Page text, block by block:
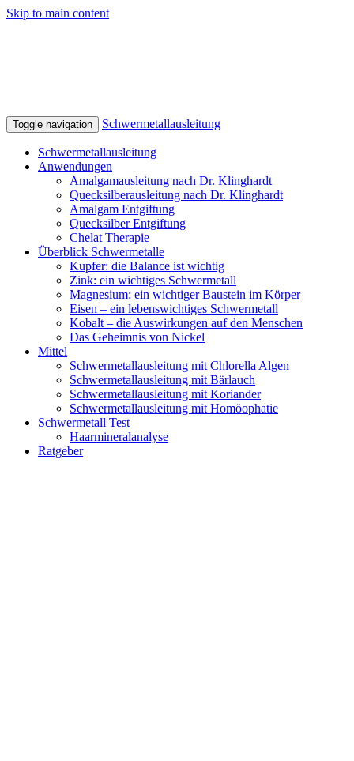
Skip to main content
Toggle navigation Schwermetallausleitung
Schwermetallausleitung
Anwendungen
Amalgamausleitung nach Dr. Klinghardt
Quecksilberausleitung nach Dr. Klinghardt
Amalgam Entgiftung
Quecksilber Entgiftung
Chelat Therapie
Überblick Schwermetalle
Kupfer: die Balance ist wichtig
Zink: ein wichtiges Schwermetall
Magnesium: ein wichtiger Baustein im Körper
Eisen – ein lebenswichtiges Schwermetall
Kobalt – die Auswirkungen auf den Menschen
Das Geheimnis von Nickel
Mittel
Schwermetallausleitung mit Chlorella Algen
Schwermetallausleitung mit Bärlauch
Schwermetallausleitung mit Koriander
Schwermetallausleitung mit Homöophatie
Schwermetall Test
Haarmineralanalyse
Ratgeber